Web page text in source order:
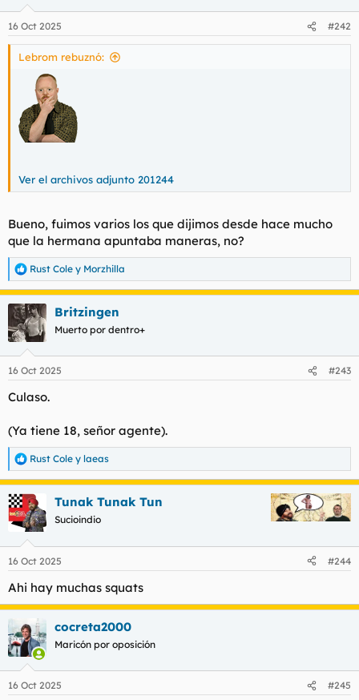
e
s
16 Oct 2025 #242
Lebrom rebuznó:
Ver el archivos adjunto 201244
Bueno, fuimos varios los que dijimos desde hace mucho
que la hermana apuntaba maneras, no?
R
e
a
c
c
i
e
:
Rust Cole y Morzhilla
Britzingen
Muerto por dentro+
16 Oct 2025 #243
Culaso.
(Ya tiene 18, señor agente).
R
e
a
c
c
i
e
:
Rust Cole y laeas
Tunak Tunak Tun
Sucioindio
16 Oct 2025 #244
Ahi hay muchas squats
cocreta2000
Maricón por oposición
16 Oct 2025 #245